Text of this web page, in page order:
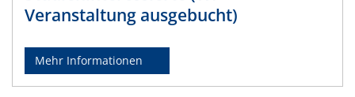
Veranstaltung ausgebucht)
Mehr Informationen